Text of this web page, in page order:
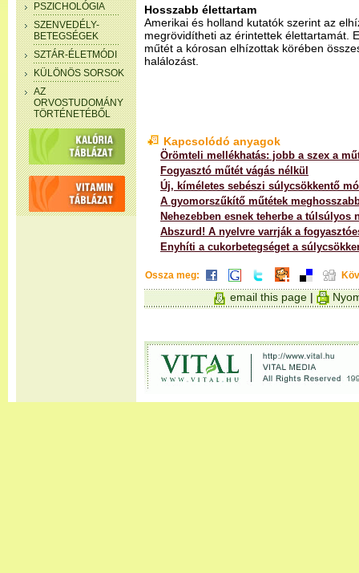
PSZICHOLÓGIA
SZENVEDÉLY-
BETEGSÉGEK
SZTÁR-ÉLETMÓDI
KÜLÖNÖS SORSOK
AZ
ORVOSTUDOMÁNY
TÖRTÉNETÉBŐL
Hosszabb élettartam
Amerikai és holland kutatók szerint az
megrövidítheti az érintettek élettartamát.
műtét a kórosan elhízottak körében
halálozást.
Kapcsolódó anyagok
Örömteli mellékhatás: jobb a szex a
Fogyasztó műtét vágás nélkül
Új, kíméletes sebészi súlycsökkentő
A gyomorszűkítő műtétek
Nehezebben esnek teherbe a túlsúlyos
Abszurd! A nyelvre varrják a
Enyhíti a cukorbetegséget a
Ossza meg:
email this page |